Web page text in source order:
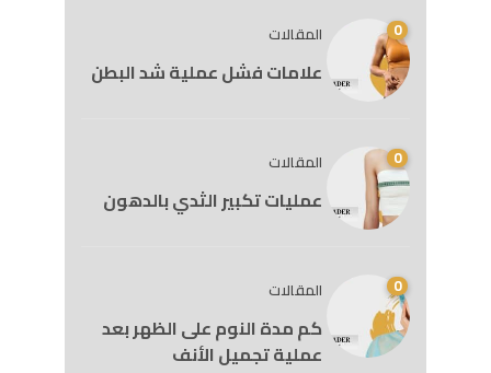
0 المقالات
علامات فشل عملية شد البطن
0 المقالات
عمليات تكبير الثدي بالدهون
0 المقالات
كم مدة النوم على الظهر بعد
عملية تجميل الأنف